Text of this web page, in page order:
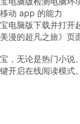
动 app 的能力
电脑版下载并打开
漫的超凡之旅》页
，无论是热门小说
开启在线阅读模式。